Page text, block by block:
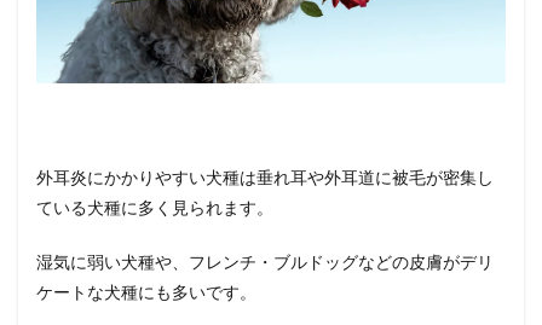
外耳炎にかかりやすい犬種は垂れ耳や外耳道に被毛が密集し
ている犬種に多く見られます。
湿気に弱い犬種や、フレンチ・ブルドッグなどの皮膚がデリ
ケートな犬種にも多いです。